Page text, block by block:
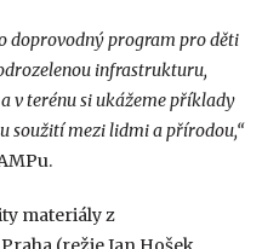
doprovodný program pro děti
infrastrukturu,
v terénu si ukážeme příklady
soužití mezi lidmi a přírodou,“
materiály z